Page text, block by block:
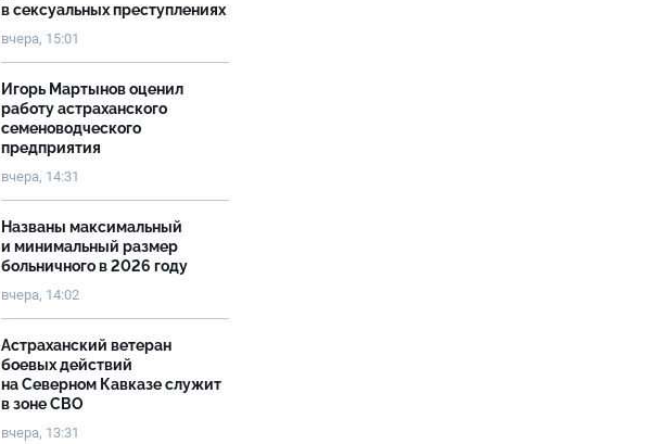
в сексуальных преступлениях
вчера, 15:01
Игорь Мартынов оценил
работу астраханского
семеноводческого
предприятия
вчера, 14:31
Названы максимальный
и минимальный размер
больничного в 2026 году
вчера, 14:02
Астраханский ветеран
боевых действий
на Северном Кавказе служит
в зоне СВО
вчера, 13:31